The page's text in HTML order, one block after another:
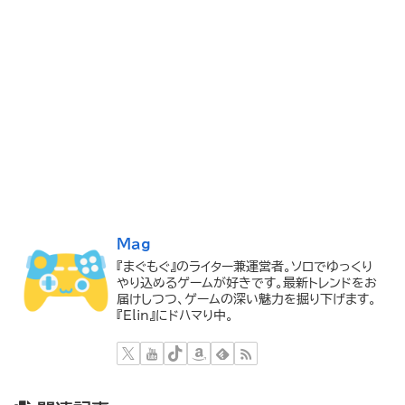
Mag
『まぐもぐ』のライター兼運営者。ソロでゆっくり
やり込めるゲームが好きです。最新トレンドをお
届けしつつ、ゲームの深い魅力を掘り下げます。
『Elin』にドハマり中。